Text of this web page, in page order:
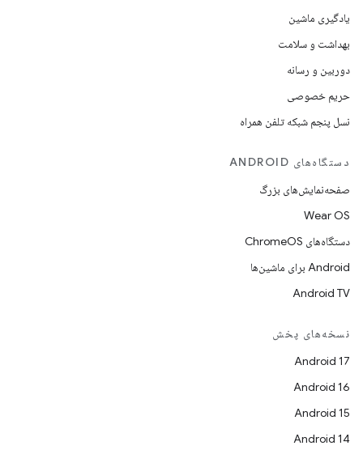
یادگیری ماشین
بهداشت و سلامت
دوربین و رسانه
حریم خصوصی
نسل پنجم شبکه تلفن همراه
دستگاه‌های ANDROID
صفحه‌نمایش‌های بزرگ
Wear OS
دستگاه‌های ChromeOS
Android برای ماشین‌ها
Android TV
نسخه‌های پخش
Android 17
Android 16
Android 15
Android 14